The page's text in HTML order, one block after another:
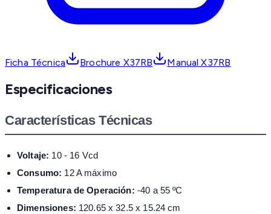
Ficha Técnica Brochure X37RB Manual X37RB
Especificaciones
Características Técnicas
Voltaje: 10 - 16 Vcd
Consumo: 12 A máximo
Temperatura de Operación: -40 a 55 ºC
Dimensiones: 120.65 x 32.5 x 15.24 cm